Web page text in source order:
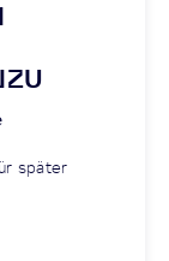
später